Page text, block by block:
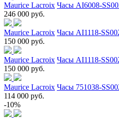
Maurice Lacroix Часы AI6008-
246 000 руб.
Maurice Lacroix Часы AI1118-
150 000 руб.
Maurice Lacroix Часы AI1118-
150 000 руб.
Maurice Lacroix Часы 751038-
114 000 руб.
-10%